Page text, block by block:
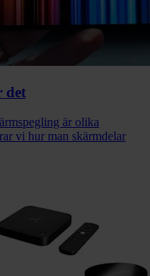
det
är olika
vi hur man skärmdelar